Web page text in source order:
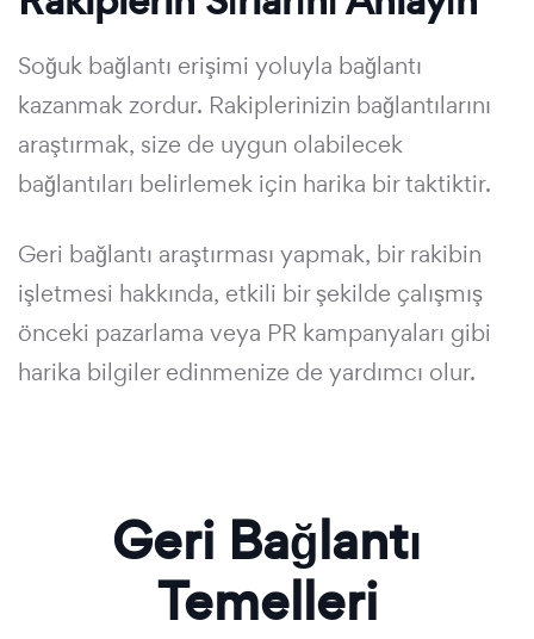
Soğuk bağlantı erişimi yoluyla bağlantı
kazanmak zordur. Rakiplerinizin bağlantılarını
araştırmak, size de uygun olabilecek
bağlantıları belirlemek için harika bir taktiktir.
Geri bağlantı araştırması yapmak, bir rakibin
işletmesi hakkında, etkili bir şekilde çalışmış
önceki pazarlama veya PR kampanyaları gibi
harika bilgiler edinmenize de yardımcı olur.
Geri Bağlantı
Temelleri